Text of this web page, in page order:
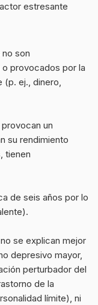
estresante
son
provocados por la
(p. ej., dinero,
un
su rendimiento
tienen
de seis años por lo
se explican mejor
depresivo mayor,
perturbador del
de la
límite), ni